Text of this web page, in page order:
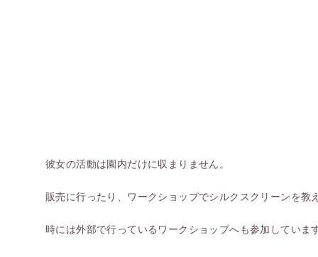
彼女の活動は園内だけに収まりません。
販売に行ったり、ワークショップでシルクスクリーンを教
時には外部で行っているワークショップへも参加していま